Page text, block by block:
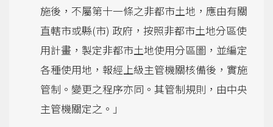
施後，不屬第十一條之非都市土地，應由有關
直轄市或縣(市) 政府，按照非都市土地分區使
用計畫，製定非都市土地使用分區圖，並編定
各種使用地，報經上級主管機關核備後，實施
管制。變更之程序亦同。其管制規則，由中央
主管機關定之。」